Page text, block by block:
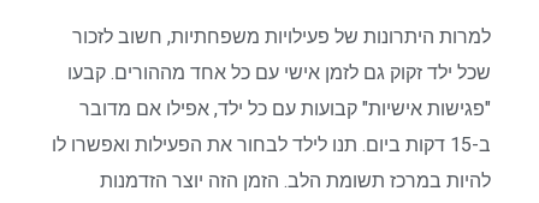
למרות היתרונות של פעילויות משפחתיות, חשוב לזכור
שכל ילד זקוק גם לזמן אישי עם כל אחד מההורים. קבעו
"פגישות אישיות" קבועות עם כל ילד, אפילו אם מדובר
ב-15 דקות ביום. תנו לילד לבחור את הפעילות ואפשרו לו
להיות במרכז תשומת הלב. הזמן הזה יוצר הזדמנות